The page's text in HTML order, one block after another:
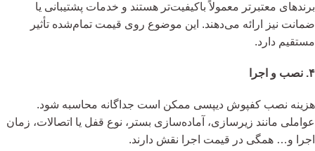
برندهای معتبرتر معمولاً باکیفیت‌تر هستند و خدمات پشتیبانی یا
ضمانت نیز ارائه می‌دهند. این موضوع روی قیمت تمام‌شده تأثیر
مستقیم دارد.
۴. نصب و اجرا
هزینه نصب کفپوش دیپسی ممکن است جداگانه محاسبه شود.
عواملی مانند زیرسازی، آماده‌سازی بستر، نوع قفل یا اتصالات، زمان
اجرا و… همگی در قیمت اجرا نقش دارند.